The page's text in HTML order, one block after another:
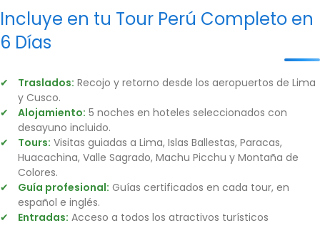
Incluye en tu Tour Perú Completo en
6 Días
Traslados: Recojo y retorno desde los aeropuertos de Lima
y Cusco.
Alojamiento: 5 noches en hoteles seleccionados con
desayuno incluido.
Tours: Visitas guiadas a Lima, Islas Ballestas, Paracas,
Huacachina, Valle Sagrado, Machu Picchu y Montaña de
Colores.
Guía profesional: Guías certificados en cada tour, en
español e inglés.
Entradas: Acceso a todos los atractivos turísticos